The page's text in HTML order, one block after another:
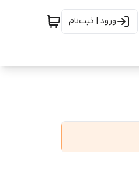
ورود | ثبت‌نام